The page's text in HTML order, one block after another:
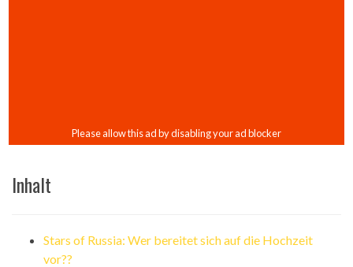
Inhalt
Stars of Russia: Wer bereitet sich auf die Hochzeit
vor??